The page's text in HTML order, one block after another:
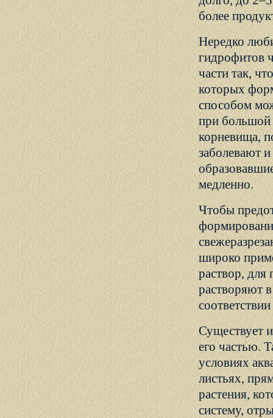
более
Нередко
гидрофитов
части так,
которых
способом
при большой
корневища,
заболевают
медленно.
Чтобы
широко
раствор, для
растворяют
Существует
его частью.
условиях
листьях,
растения,
систему,